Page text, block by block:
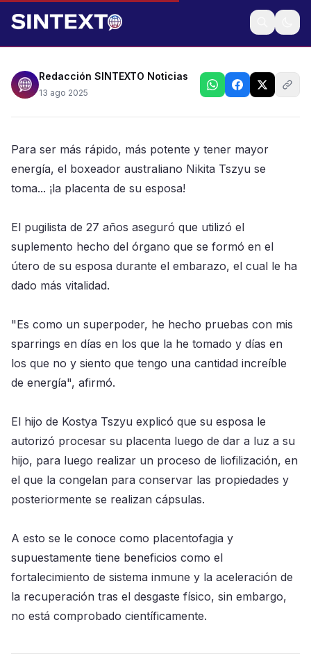
• El pugilista de 27 años aseguró que utilizó el
suplemento hecho del órgano que se formó en el
Redacción SINTEXTO Noticias
13 ago 2025
Para ser más rápido, más potente y tener mayor
energía, el boxeador australiano Nikita Tszyu se
toma... ¡la placenta de su esposa!
El pugilista de 27 años aseguró que utilizó el
suplemento hecho del órgano que se formó en el
útero de su esposa durante el embarazo, el cual le ha
dado más vitalidad.
"Es como un superpoder, he hecho pruebas con mis
sparrings en días en los que la he tomado y días en
los que no y siento que tengo una cantidad increíble
de energía", afirmó.
El hijo de Kostya Tszyu explicó que su esposa le
autorizó procesar su placenta luego de dar a luz a su
hijo, para luego realizar un proceso de liofilización, en
el que la congelan para conservar las propiedades y
posteriormente se realizan cápsulas.
A esto se le conoce como placentofagia y
supuestamente tiene beneficios como el
fortalecimiento de sistema inmune y la aceleración de
la recuperación tras el desgaste físico, sin embargo,
no está comprobado científicamente.